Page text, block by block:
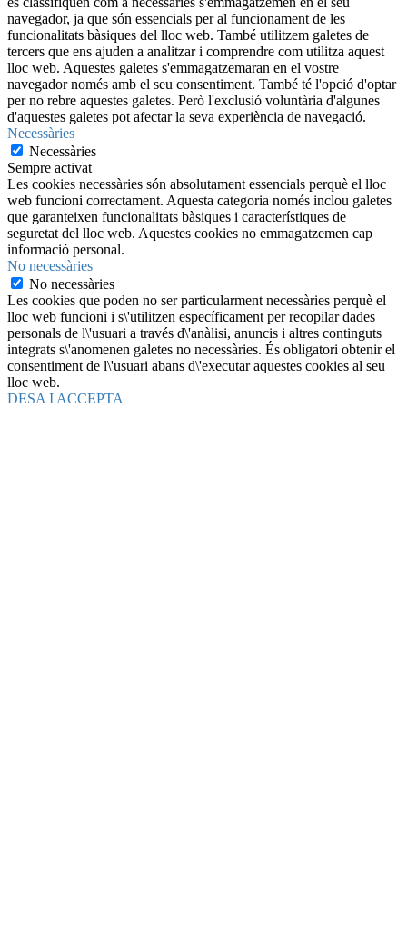
navegador, ja que són essencials per al funcionament de les
funcionalitats bàsiques del lloc web. També utilitzem galetes de
tercers que ens ajuden a analitzar i comprendre com utilitza aquest
lloc web. Aquestes galetes s'emmagatzemaran en el vostre
navegador només amb el seu consentiment. També té l'opció d'optar
per no rebre aquestes galetes. Però l'exclusió voluntària d'algunes
d'aquestes galetes pot afectar la seva experiència de navegació.
Necessàries
Necessàries
Sempre activat
Les cookies necessàries són absolutament essencials perquè el lloc
web funcioni correctament. Aquesta categoria només inclou galetes
que garanteixen funcionalitats bàsiques i característiques de
seguretat del lloc web. Aquestes cookies no emmagatzemen cap
informació personal.
No necessàries
No necessàries
Les cookies que poden no ser particularment necessàries perquè el
lloc web funcioni i s\'utilitzen específicament per recopilar dades
personals de l\'usuari a través d\'anàlisi, anuncis i altres continguts
integrats s\'anomenen galetes no necessàries. És obligatori obtenir el
consentiment de l\'usuari abans d\'executar aquestes cookies al seu
lloc web.
DESA I ACCEPTA